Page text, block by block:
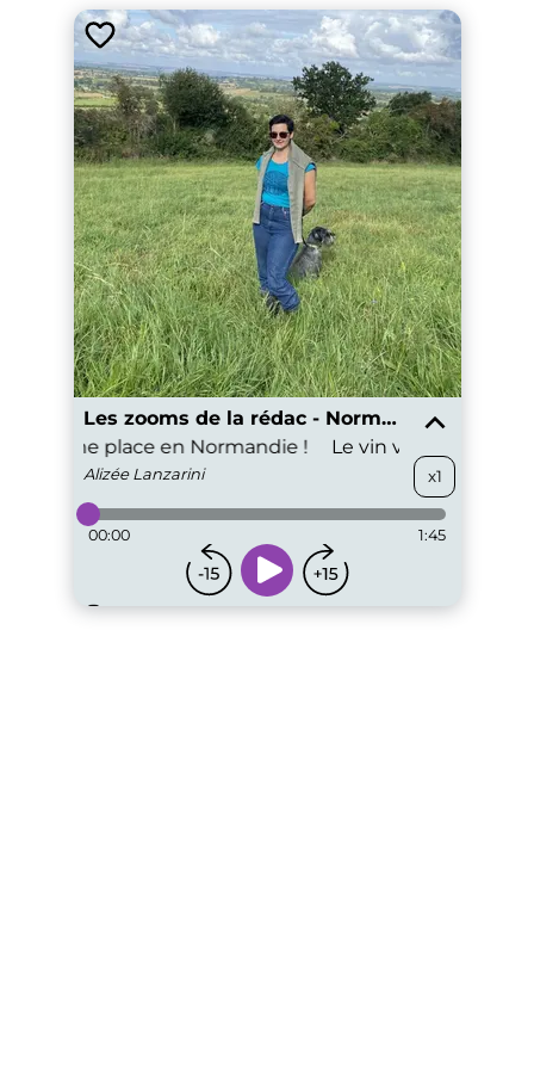
Les zooms de la rédac - Normandie
faire une place en Normandie !
Le vin veut se faire
Alizée Lanzarini x1
00:00 1:45
...